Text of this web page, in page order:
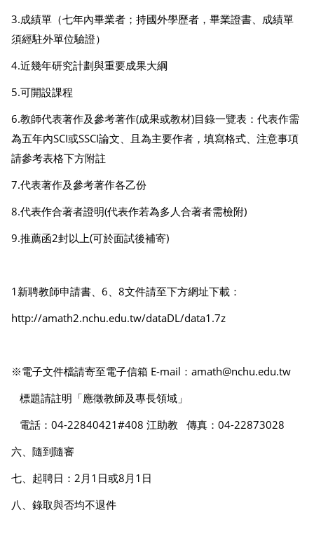
3.成績單（七年內畢業者；持國外學歷者，畢業證書、成績單
須經駐外單位驗證）
4.近幾年研究計劃與重要成果大綱
5.可開設課程
6.教師代表著作及參考著作(成果或教材)目錄一覽表：代表作需
為五年內SCI或SSCI論文、且為主要作者，填寫格式、注意事項
請參考表格下方附註
7.代表著作及參考著作各乙份
8.代表作合著者證明(代表作若為多人合著者需檢附)
9.推薦函2封以上(可於面試後補寄)
1新聘教師申請書、6、8文件請至下方網址下載：
http://amath2.nchu.edu.tw/dataDL/data1.7z
※電子文件檔請寄至電子信箱 E-mail：amath@nchu.edu.tw
標題請註明「應徵教師及專長領域」
電話：04-22840421#408 江助教 傳真：04-22873028
六、隨到隨審
七、起聘日：2月1日或8月1日
八、錄取與否均不退件